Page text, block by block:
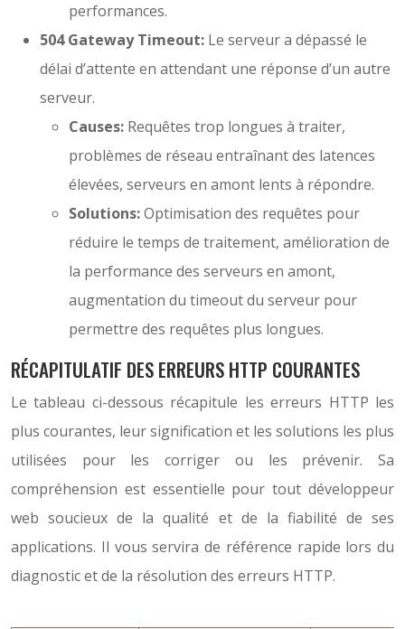
performances.
504 Gateway Timeout: Le serveur a dépassé le
délai d’attente en attendant une réponse d’un autre
serveur.
Causes: Requêtes trop longues à traiter,
problèmes de réseau entraînant des latences
élevées, serveurs en amont lents à répondre.
Solutions:Optimisation des requêtes pour
réduire le temps de traitement, amélioration de
la performance des serveurs en amont,
augmentation du timeout du serveur pour
permettre des requêtes plus longues.
RÉCAPITULATIF DES ERREURS HTTP COURANTES
Le tableau ci-dessous récapitule les erreurs HTTP les
plus courantes, leur signification et les solutions les plus
utilisées pour les corriger ou les prévenir. Sa
compréhension est essentielle pour tout développeur
web soucieux de la qualité et de la fiabilité de ses
applications. Il vous servira de référence rapide lors du
diagnostic et de la résolution des erreurs HTTP.